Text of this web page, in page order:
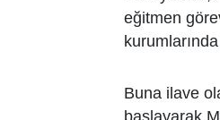
eğitmen
Buna ilave
başlayarak